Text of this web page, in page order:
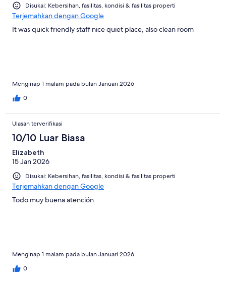
Disukai: Kebersihan, fasilitas, kondisi & fasilitas properti
Terjemahkan dengan Google
It was quick friendly staff nice quiet place, also clean room
Menginap 1 malam pada bulan Januari 2026
0
Ulasan terverifikasi
10/10 Luar Biasa
Elizabeth
15 Jan 2026
Disukai: Kebersihan, fasilitas, kondisi & fasilitas properti
Terjemahkan dengan Google
Todo muy buena atención
Menginap 1 malam pada bulan Januari 2026
0